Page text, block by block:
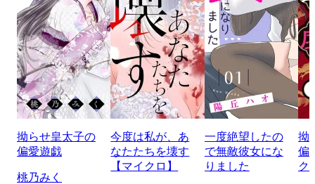
拗らせ皇太子の
偏愛遊戯
桃乃みく
今度は私が、あ
なたたちを壊す
【マイクロ】
一度絶望したの
で無敵彼女にな
りました
拗
偏
ク